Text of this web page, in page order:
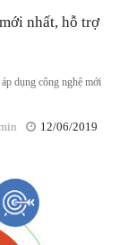
nhất, hỗ trợ
dụng công nghệ mới
12/06/2019